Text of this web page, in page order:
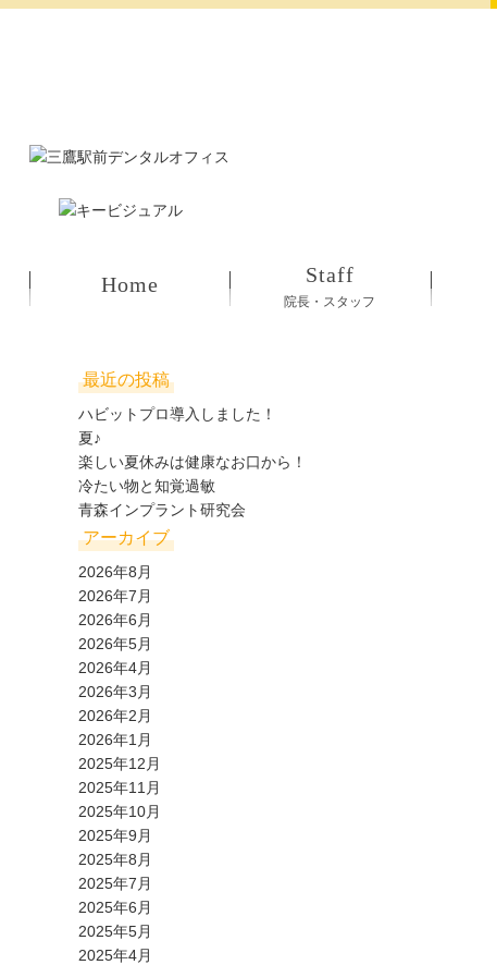
Home Staff
院長・スタッフ
最近の投稿
ハビットプロ導入しました！
夏♪
楽しい夏休みは健康なお口から！
冷たい物と知覚過敏
青森インプラント研究会
アーカイブ
2026年8月
2026年7月
2026年6月
2026年5月
2026年4月
2026年3月
2026年2月
2026年1月
2025年12月
2025年11月
2025年10月
2025年9月
2025年8月
2025年7月
2025年6月
2025年5月
2025年4月